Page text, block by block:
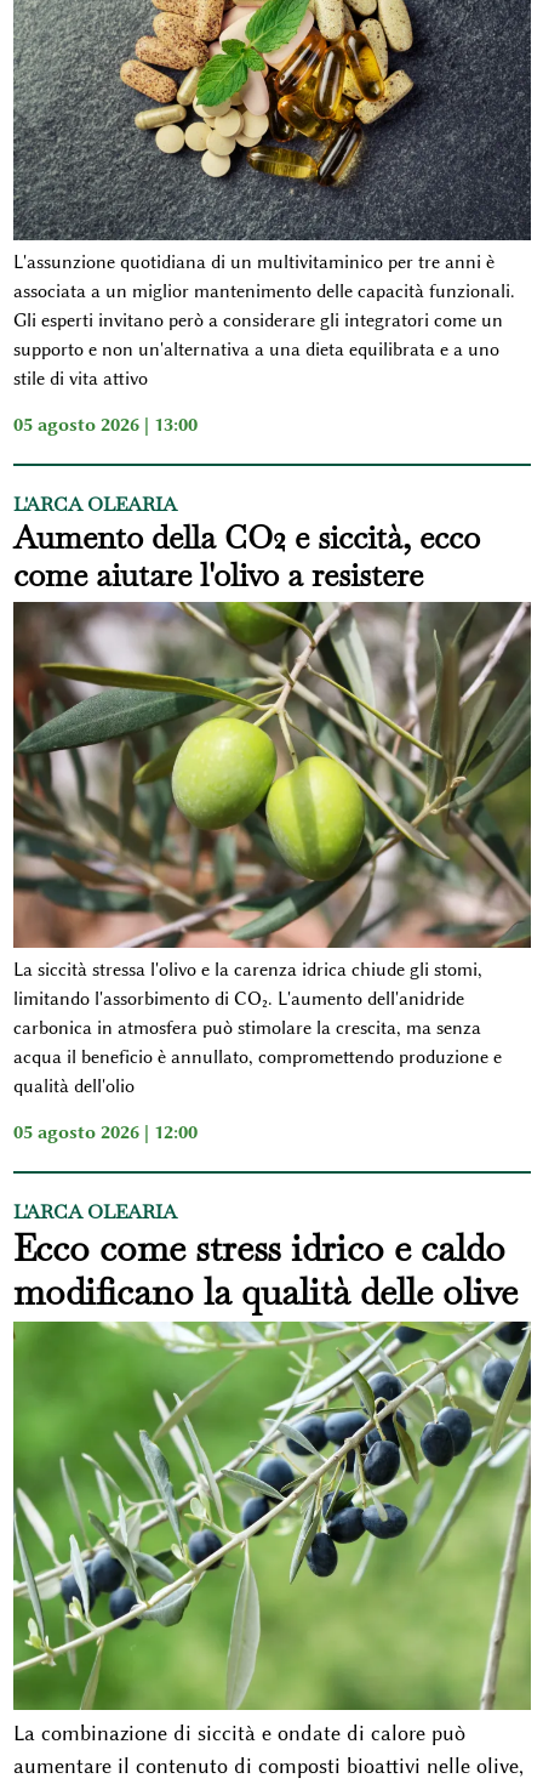
L'assunzione quotidiana di un multivitaminico per tre anni è
associata a un miglior mantenimento delle capacità funzionali.
Gli esperti invitano però a considerare gli integratori come un
supporto e non un'alternativa a una dieta equilibrata e a uno
stile di vita attivo
05 agosto 2026 | 13:00
L'ARCA OLEARIA
Aumento della CO2 e siccità, ecco
come aiutare l'olivo a resistere
La siccità stressa l'olivo e la carenza idrica chiude gli stomi,
limitando l'assorbimento di CO₂. L'aumento dell'anidride
carbonica in atmosfera può stimolare la crescita, ma senza
acqua il beneficio è annullato, compromettendo produzione e
qualità dell'olio
05 agosto 2026 | 12:00
L'ARCA OLEARIA
Ecco come stress idrico e caldo
modificano la qualità delle olive
La combinazione di siccità e ondate di calore può
aumentare il contenuto di composti bioattivi nelle olive,